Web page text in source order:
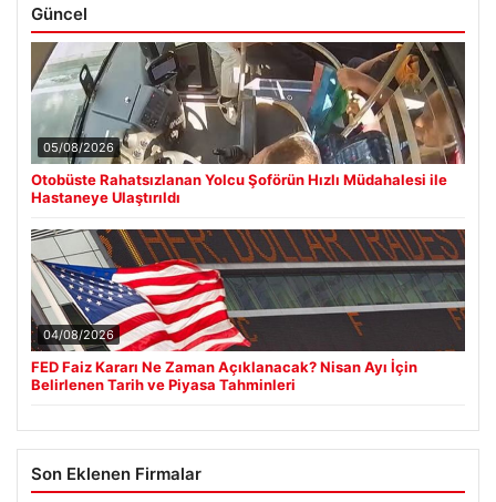
Güncel
05/08/2026
Otobüste Rahatsızlanan Yolcu Şoförün Hızlı Müdahalesi ile
Hastaneye Ulaştırıldı
04/08/2026
FED Faiz Kararı Ne Zaman Açıklanacak? Nisan Ayı İçin
Belirlenen Tarih ve Piyasa Tahminleri
Son Eklenen Firmalar